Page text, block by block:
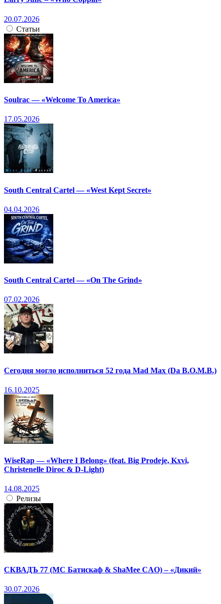
20.07.2026
Статьи
Soulrac — «Welcome To America»
17.05.2026
South Central Cartel — «West Kept Secret»
04.04.2026
South Central Cartel — «On The Grind»
07.02.2026
Сегодня могло исполниться 52 года Mad Max (Da B.O.M.B.)
16.10.2025
WiseRap — «Where I Belong» (feat. Big Prodeje, Kxvi,
Christenelle Diroc & D-Light)
14.08.2025
Релизы
СКВАДЪ 77 (МС Батискаф & ShaMee CAO) – «Дикий»
30.07.2026